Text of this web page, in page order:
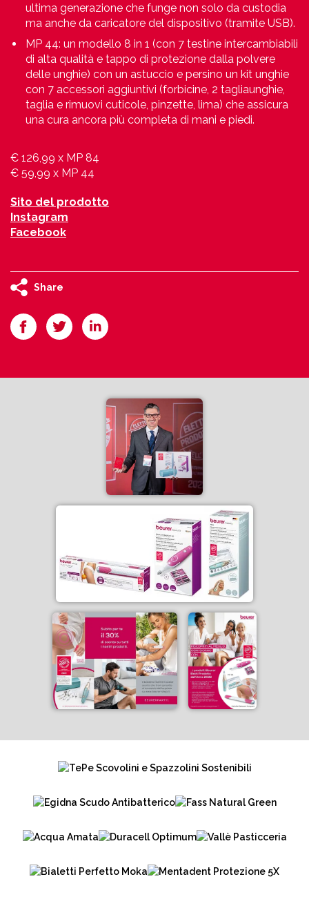
ultima generazione che funge non solo da custodia
ma anche da caricatore del dispositivo (tramite USB).
MP 44: un modello 8 in 1 (con 7 testine intercambiabili
di alta qualità e tappo di protezione dalla polvere
delle unghie) con un astuccio e persino un kit unghie
con 7 accessori aggiuntivi (forbicine, 2 tagliaunghie,
taglia e rimuovi cuticole, pinzette, lima) che assicura
una cura ancora più completa di mani e piedi.
€ 126,99 x MP 84
€ 59,99 x MP 44
Sito del prodotto
Instagram
Facebook
Share